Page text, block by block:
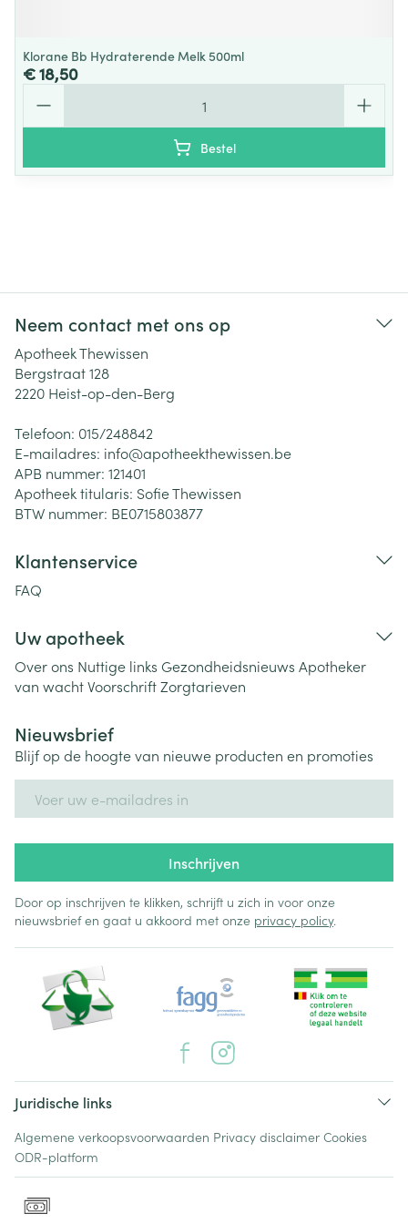
Klorane Bb Hydraterende Melk 500ml
€ 18,50
Bestel
Neem contact met ons op
Apotheek Thewissen
Bergstraat 128
2220 Heist-op-den-Berg
Telefoon: 015/248842
E-mailadres: info@apotheekthewissen.be
APB nummer: 121401
Apotheek titularis: Sofie Thewissen
BTW nummer: BE0715803877
Klantenservice
FAQ
Uw apotheek
Over ons Nuttige links Gezondheidsnieuws Apotheker
van wachtVoorschriftZorgtarieven
Nieuwsbrief
Blijf op de hoogte van nieuwe producten en promoties
Inschrijven
Door op inschrijven te klikken, schrijft u zich in voor onze
nieuwsbrief en gaat u akkoord met onze privacy policy.
Juridische links
Algemene verkoopsvoorwaarden Privacy disclaimer Cookies
ODR-platform